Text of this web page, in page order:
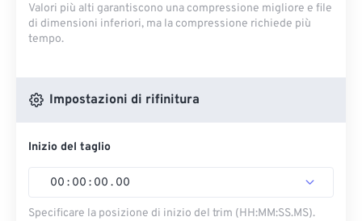
Valori più alti garantiscono una compressione migliore e file
di dimensioni inferiori, ma la compressione richiede più
tempo.
Impostazioni di rifinitura
Inizio del taglio
00 : 00 : 00 . 00
Specificare la posizione di inizio del trim (HH:MM:SS.MS).